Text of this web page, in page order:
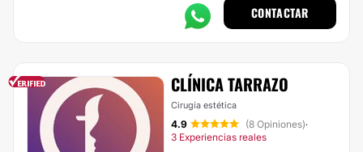
CONTACTAR
CLÍNICA TARRAZO
Cirugía estética
4.9 (8 Opiniones)·
3 Experiencias reales